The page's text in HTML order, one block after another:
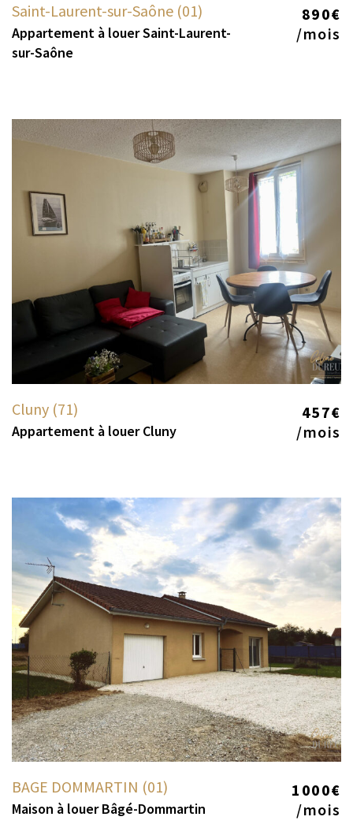
Saint-Laurent-sur-Saône (01) 890€
Appartement à louer Saint-Laurent-
sur-Saône
/mois
Cluny (71) 457€
Appartement à louer Cluny /mois
BAGE DOMMARTIN (01) 1000€
Maison à louer Bâgé-Dommartin /mois